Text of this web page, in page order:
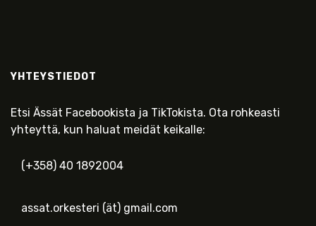
YHTEYSTIEDOT
Etsi Ässät Facebookista ja TikTokista. Ota rohkeasti
yhteyttä, kun haluat meidät keikalle:
(+358) 40 1892004
assat.orkesteri (ät) gmail.com